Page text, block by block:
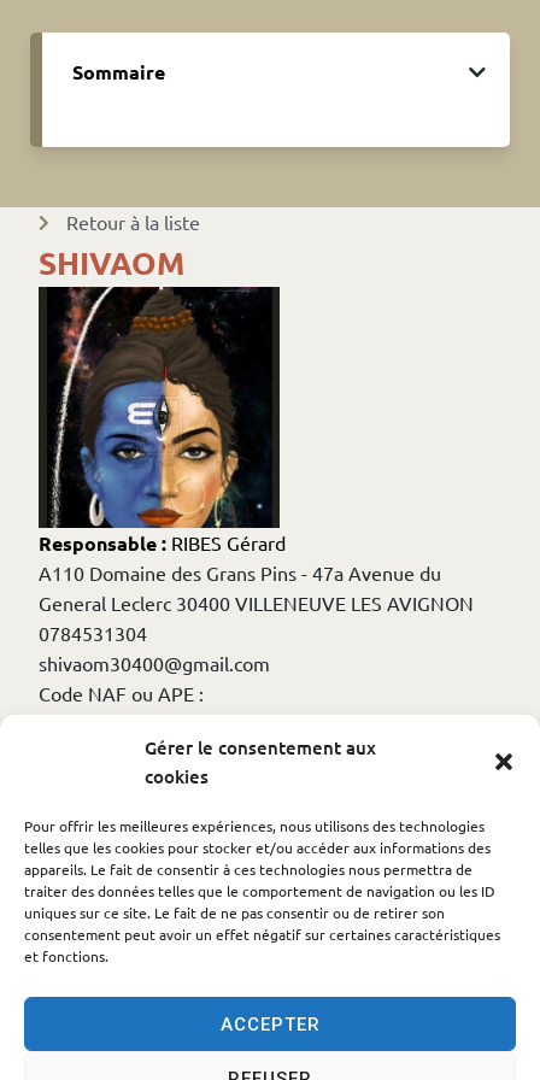
Gérer le consentement aux
cookies
Pour offrir les meilleures expériences, nous utilisons des technologies
telles que les cookies pour stocker et/ou accéder aux informations des
appareils. Le fait de consentir à ces technologies nous permettra de
traiter des données telles que le comportement de navigation ou les ID
uniques sur ce site. Le fait de ne pas consentir ou de retirer son
consentement peut avoir un effet négatif sur certaines caractéristiques
et fonctions.
ACCEPTER
Sommaire
Retour à la liste
SHIVAOM
Responsable : RIBES Gérard
A110 Domaine des Grans Pins - 47a Avenue du
General Leclerc 30400 VILLENEUVE LES AVIGNON
0784531304
shivaom30400@gmail.com
Code NAF ou APE :
Numéro de déclaration en préfecture : W842011440
Date de déclaration en préfecture : 2024-08-18
Code NAF ou APE : 8551Z